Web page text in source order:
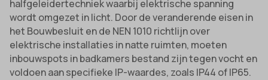
halfgeleidertechniek waarbij elektrische spanning
wordt omgezet in licht. Door de veranderende eisen in
het Bouwbesluit en de NEN 1010 richtlijn over
elektrische installaties in natte ruimten, moeten
inbouwspots in badkamers bestand zijn tegen vocht en
voldoen aan specifieke IP-waardes, zoals IP44 of IP65.